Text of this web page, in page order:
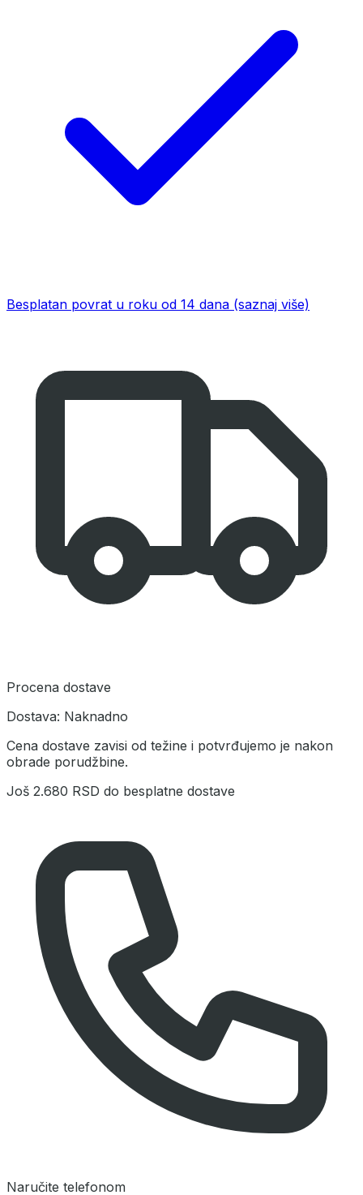
Besplatan povrat u roku od 14 dana (saznaj više)
Procena dostave
Dostava: Naknadno
Cena dostave zavisi od težine i potvrđujemo je nakon
obrade porudžbine.
Još 2.680 RSD do besplatne dostave
Naručite telefonom